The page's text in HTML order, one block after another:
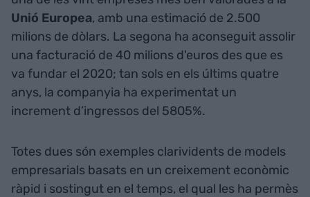
Unió Europea, amb una estimació de 2.500
milions de dòlars. La segona ha aconseguit assolir
una facturació de 40 milions d'euros des que es
va fundar el 2020; tan sols en els últims quatre
anys, la companyia ha experimentat un
increment d’ingressos del 5805%.
Totes dues són exemples clarividents de models
empresarials basats en un creixement econòmic
ràpid i sostingut en el temps, el qual les ha permès